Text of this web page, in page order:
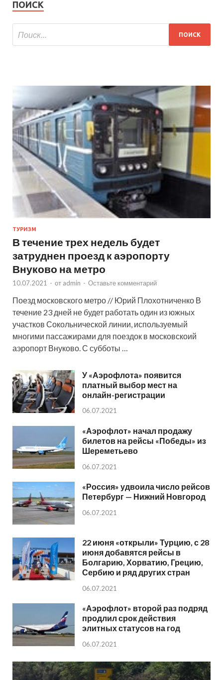
ПОИСК
ТУРИЗМ
В течение трех недель будет
затруднен проезд к аэропорту
Внуково на метро
10.07.2021 - от admin - Оставьте комментарий
Поезд московского метро // Юрий Плохотниченко В
течение 23 дней не будет работать один из южных
участков Сокольнической линии, используемый
многими пассажирами для поездок в московскоий
аэропорт Внуково. С субботы …
У «Аэрофлота» появится
платный выбор мест на
онлайн-регистрации
06.07.2021
«Аэрофлот» начал продажу
билетов на рейсы «Победы» из
Шереметьево
06.07.2021
«Россия» удвоила число рейсов
Петербург — Нижний Новгород
06.07.2021
22 июня «открыли» Турцию, с 28
июня добавятся рейсы в
Болгарию, Хорватию, Грецию,
Сербию и ряд других стран
06.07.2021
«Аэрофлот» второй раз подряд
продлил срок действия
элитных статусов на год
06.07.2021